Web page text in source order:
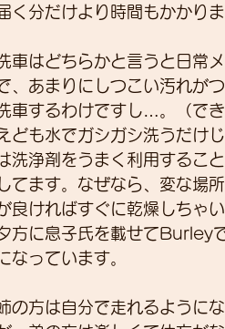
ライド ウェットスーツ
く分だけより時間もかかりま
車はどちらかと言うと日常
、あまりにしつこい汚れが
車するわけですし…。（で
ども水でガシガシ洗うだけ
洗浄剤をうまく利用するこ
してます。なぜなら、変な場
良ければすぐに乾燥しちゃ
方に息子氏を載せてBurley
なっています。
の方は自分で走れるように